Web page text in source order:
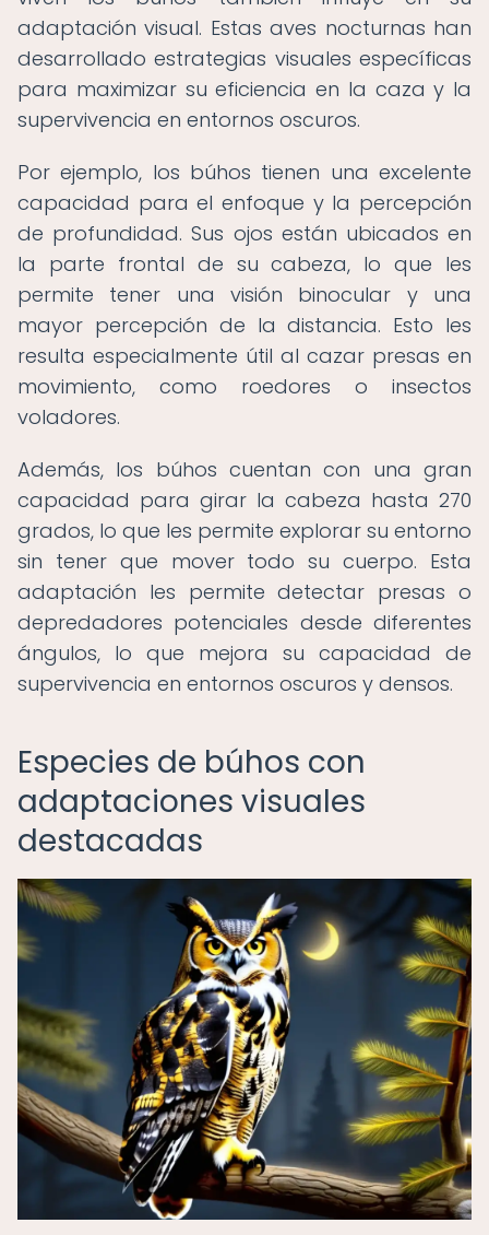
adaptación visual. Estas aves nocturnas han
desarrollado estrategias visuales específicas
para maximizar su eficiencia en la caza y la
supervivencia en entornos oscuros.
Por ejemplo, los búhos tienen una excelente
capacidad para el enfoque y la percepción
de profundidad. Sus ojos están ubicados en
la parte frontal de su cabeza, lo que les
permite tener una visión binocular y una
mayor percepción de la distancia. Esto les
resulta especialmente útil al cazar presas en
movimiento, como roedores o insectos
voladores.
Además, los búhos cuentan con una gran
capacidad para girar la cabeza hasta 270
grados, lo que les permite explorar su entorno
sin tener que mover todo su cuerpo. Esta
adaptación les permite detectar presas o
depredadores potenciales desde diferentes
ángulos, lo que mejora su capacidad de
supervivencia en entornos oscuros y densos.
Especies de búhos con
adaptaciones visuales
destacadas